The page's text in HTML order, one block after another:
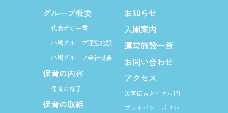
グループ概要
代表者の一言
小鳩グループ運営施設
小鳩グループ会社概要
保育の内容
保育の様子
保育の取組
お知らせ
入園案内
運営施設一覧
お問い合わせ
アクセス
災害伝言ダイヤル171
プライバシーポリシー